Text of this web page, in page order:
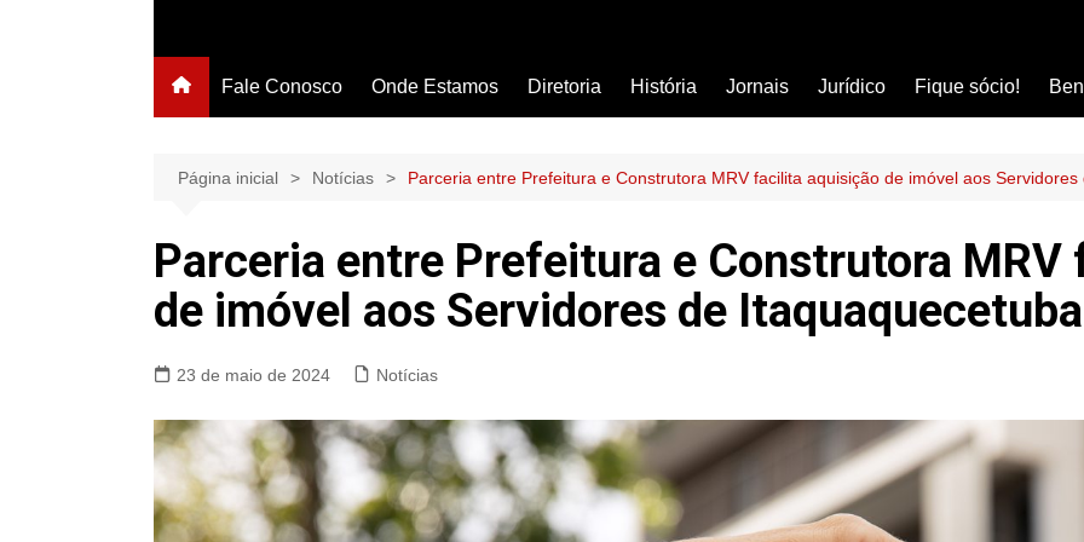
Fale Conosco Onde Estamos Diretoria História Jornais Jurídico Fique sócio!
Página inicial Notícias Parceria entre Prefeitura e Construtora MRV facilita aquisição de imóvel aos
Parceria entre Prefeitura e Construtora
de imóvel aos Servidores de Itaquaquecetuba
23 de maio de 2024 Notícias